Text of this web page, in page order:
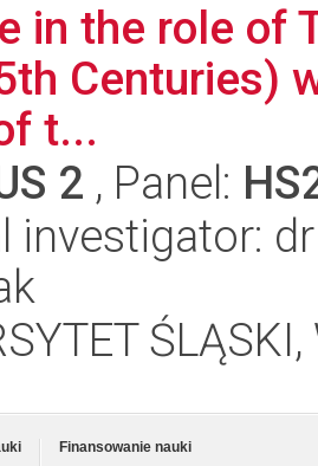
in the role of
Centuries)
t...
2 , Panel:
investigator:
Finansowanie nauki